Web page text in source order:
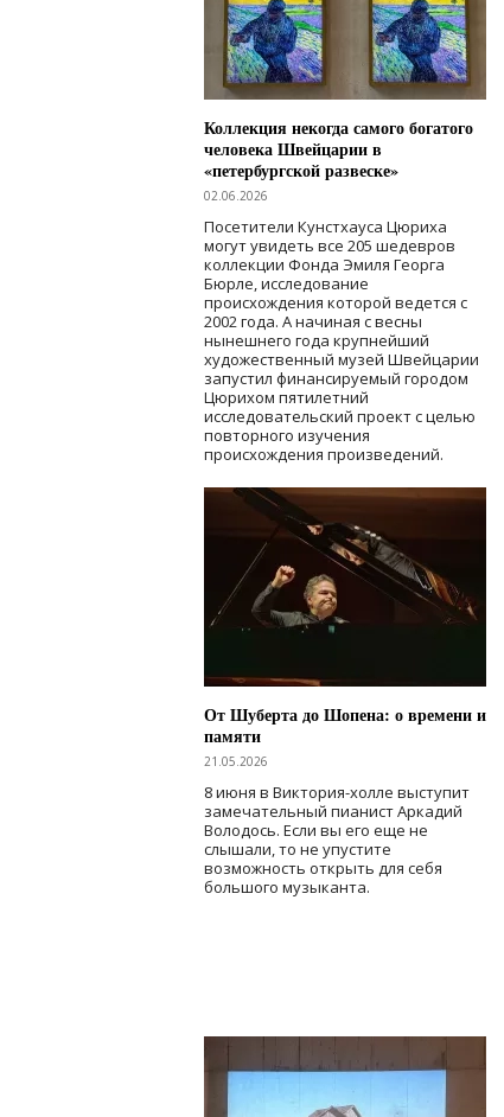
Коллекция некогда самого богатого
человека Швейцарии в
«петербургской развеске»
02.06.2026
Посетители Кунстхауса Цюриха
могут увидеть все 205 шедевров
коллекции Фонда Эмиля Георга
Бюрле, исследование
происхождения которой ведется с
2002 года. А начиная с весны
нынешнего года крупнейший
художественный музей Швейцарии
запустил финансируемый городом
Цюрихом пятилетний
исследовательский проект с целью
повторного изучения
происхождения произведений.
От Шуберта до Шопена: о времени и
памяти
21.05.2026
8 июня в Виктория-холле выступит
замечательный пианист Аркадий
Володось. Если вы его еще не
слышали, то не упустите
возможность открыть для себя
большого музыканта.